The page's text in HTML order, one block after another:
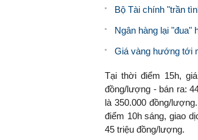
Bộ Tài chính "trần
Ngân hàng lại "đua"
Giá vàng hướng tới
Tại thời điểm 15h,
đồng/lượng - bán ra:
là 350.000 đồng/
điểm 10h sáng, giao
45 triệu đồng/lượng.